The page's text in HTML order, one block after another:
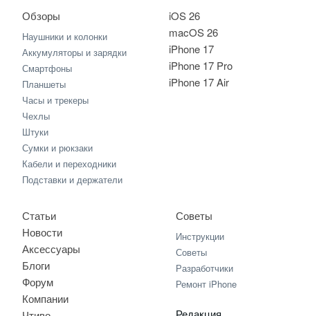
iOS 26
macOS 26
iPhone 17
iPhone 17 Pro
iPhone 17 Air
Обзоры
Наушники и колонки
Аккумуляторы и зарядки
Смартфоны
Планшеты
Часы и трекеры
Чехлы
Штуки
Сумки и рюкзаки
Кабели и переходники
Подставки и держатели
Статьи
Новости
Аксессуары
Блоги
Форум
Компании
Советы
Инструкции
Советы
Разработчики
Ремонт iPhone